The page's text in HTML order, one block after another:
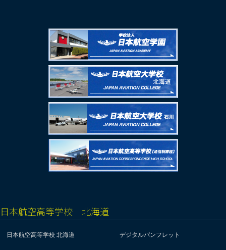
日本航空高等学校 北海道
日本航空高等学校 北海道 デジタルパンフレット